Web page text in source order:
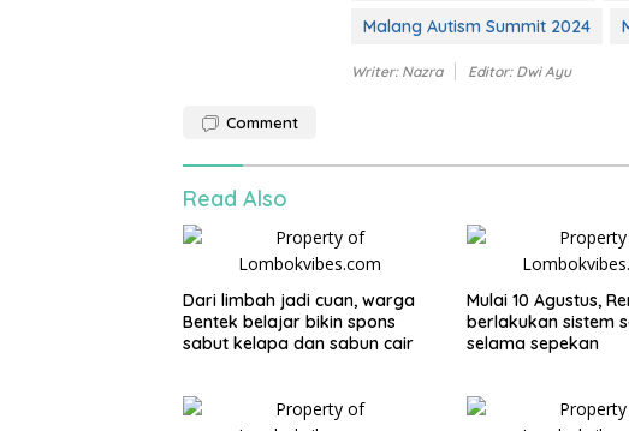
Malang Autism Summit 2024
Writer: Nazra Editor: Dwi Ayu
Comment
Read Also
Dari limbah jadi cuan, warga
Bentek belajar bikin spons
sabut kelapa dan sabun cair
Mulai 10 Agustus,
berlakukan sistem
selama sepekan